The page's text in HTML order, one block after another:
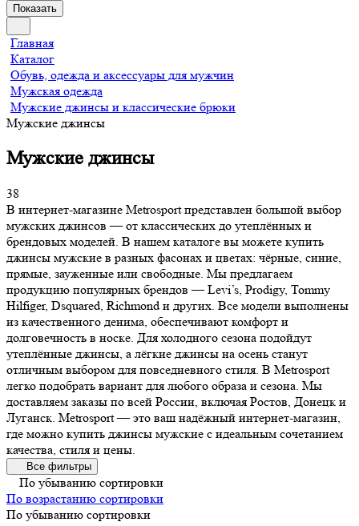
Показать
Главная
Каталог
Обувь, одежда и аксессуары для мужчин
Мужская одежда
Мужские джинсы и классические брюки
Мужские джинсы
Мужские джинсы
38
В интернет-магазине Metrosport представлен большой выбор
мужских джинсов — от классических до утеплённых и
брендовых моделей. В нашем каталоге вы можете купить
джинсы мужские в разных фасонах и цветах: чёрные, синие,
прямые, зауженные или свободные. Мы предлагаем
продукцию популярных брендов — Levi’s, Prodigy, Tommy
Hilfiger, Dsquared, Richmond и других. Все модели выполнены
из качественного денима, обеспечивают комфорт и
долговечность в носке. Для холодного сезона подойдут
утеплённые джинсы, а лёгкие джинсы на осень станут
отличным выбором для повседневного стиля. В Metrosport
легко подобрать вариант для любого образа и сезона. Мы
доставляем заказы по всей России, включая Ростов, Донецк и
Луганск. Metrosport — это ваш надёжный интернет-магазин,
где можно купить джинсы мужские с идеальным сочетанием
качества, стиля и цены.
Все фильтры
По убыванию сортировки
По возрастанию сортировки
По убыванию сортировки